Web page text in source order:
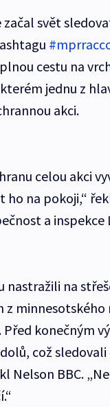
svět
cestu na
jednu z
akci.
celou akci
ho na pokoji,“
a inspekce
nastražili na
z
konečným
což
Nelson BBC.